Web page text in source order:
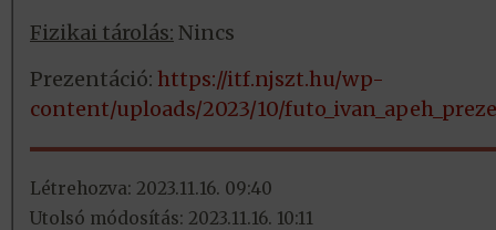
Fizikai tárolás: Nincs
Prezentáció: https://itf.njszt.hu/wp-
content/uploads/2023/10/
Létrehozva: 2023.11.16. 09:40
Utolsó módosítás: 2023.11.16. 10:11